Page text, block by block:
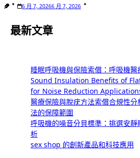
6 月 7, 20266 月 7, 2026
最新文章
睡眠呼吸機與保險索償：呼吸機醫
Sound Insulation Benefits of
for Noise Reduction
醫療保險與脫疣方法索償合規性
法的保障範圍
呼吸機的噪音分貝標準：挑選安
析
sex shop 的創新產品和科技應用